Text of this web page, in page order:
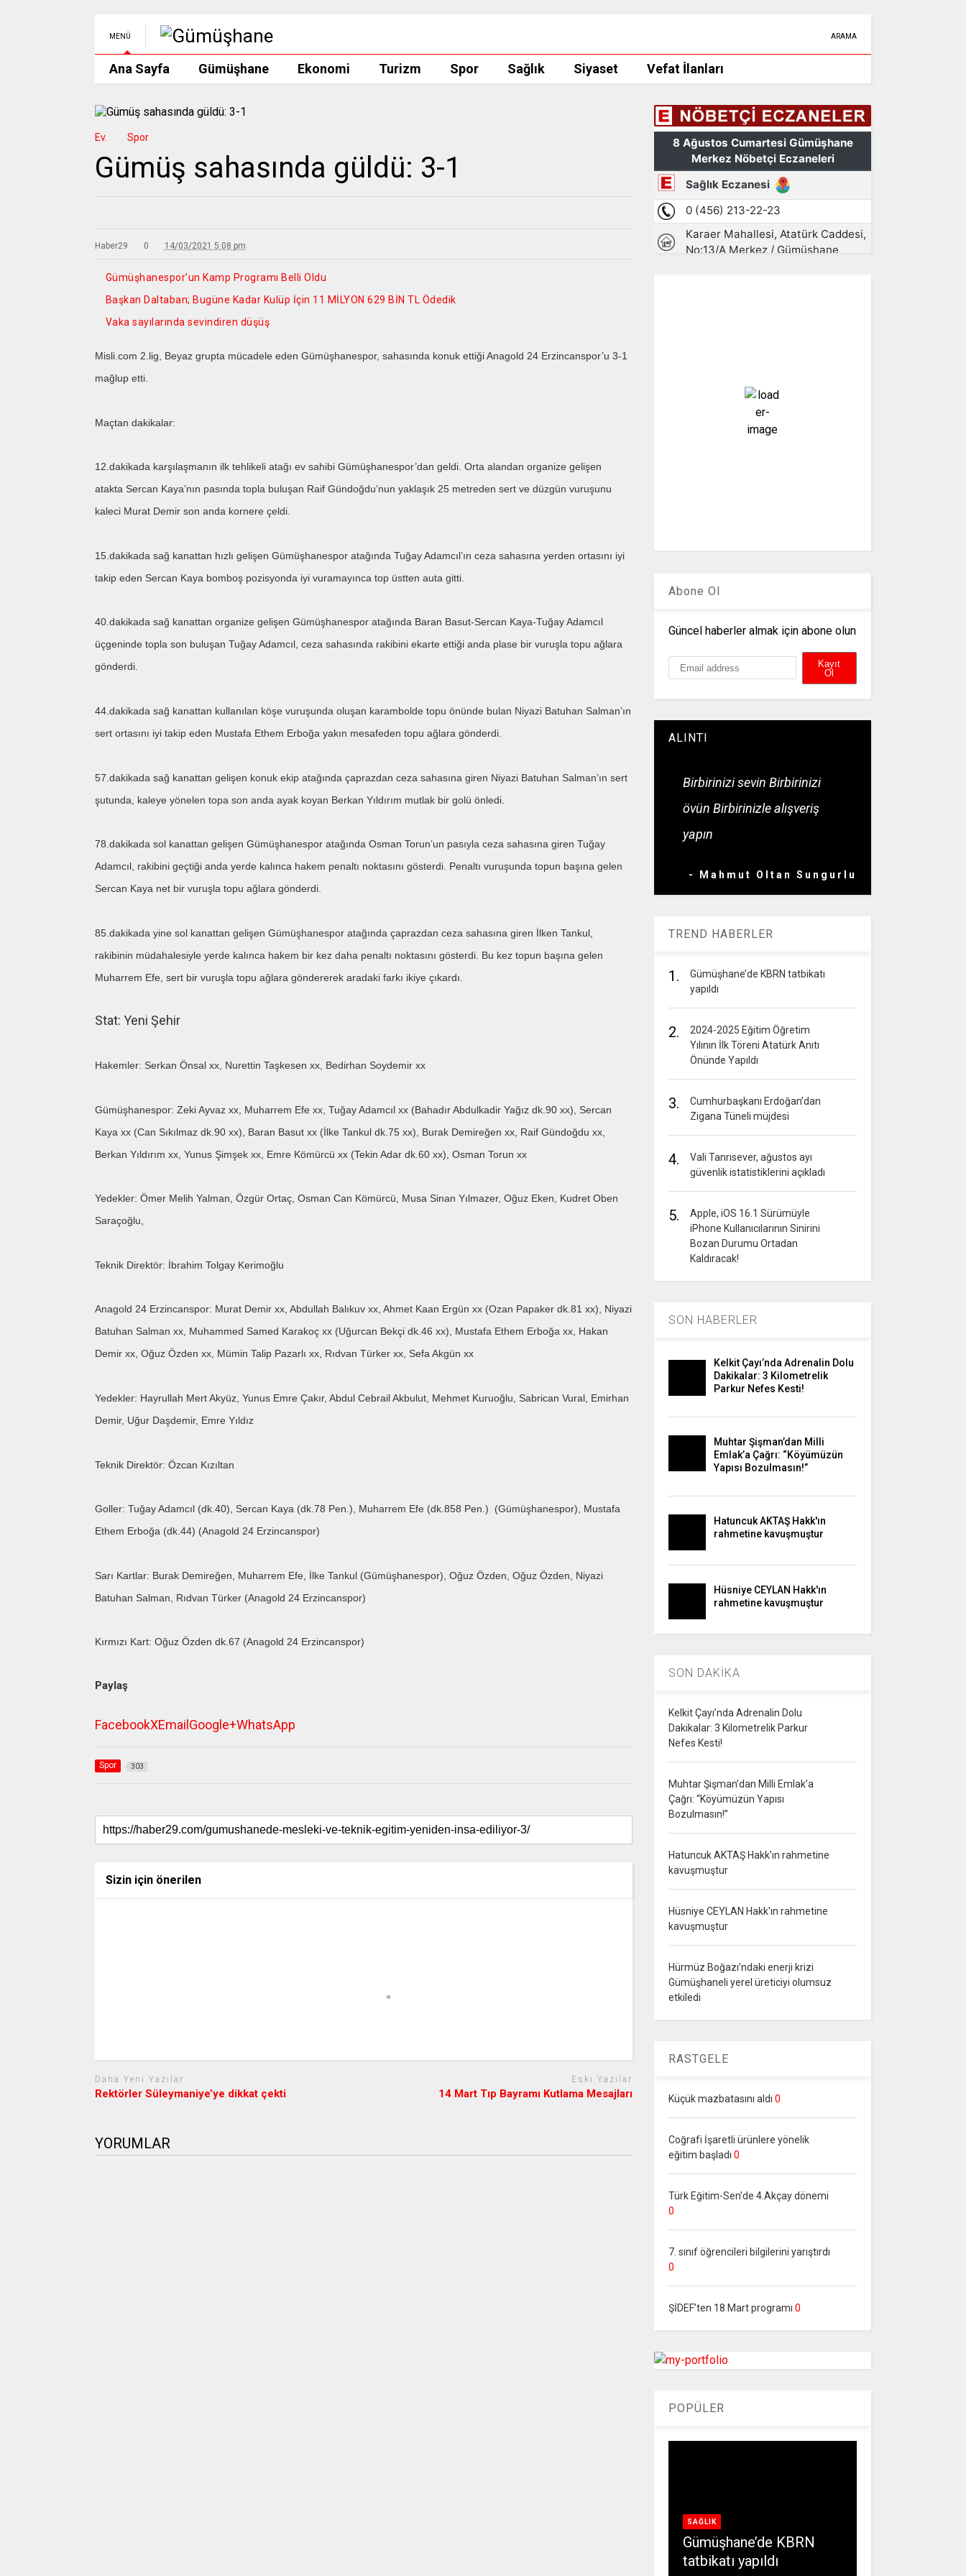
MENÜ ARAMA
Ana Sayfa Gümüşhane Ekonomi Turizm Spor Sağlık Siyaset Vefat İlanları
Ev. Spor
Gümüş sahasında güldü: 3-1
Haber29 0 14/03/2021 5:08 pm
Gümüşhanespor’un Kamp Programı Belli Oldu
Başkan Daltaban; Bugüne Kadar Kulüp İçin 11 MİLYON 629 BİN TL Ödedik
Vaka sayılarında sevindiren düşüş
Misli.com 2.lig, Beyaz grupta mücadele eden Gümüşhanespor, sahasında konuk ettiği Anagold 24 Erzincanspor’u 3-1
mağlup etti.
Maçtan dakikalar:
12.dakikada karşılaşmanın ilk tehlikeli atağı ev sahibi Gümüşhanespor’dan geldi. Orta alandan organize gelişen
atakta Sercan Kaya’nın pasında topla buluşan Raif Gündoğdu’nun yaklaşık 25 metreden sert ve düzgün vuruşunu
kaleci Murat Demir son anda kornere çeldi.
15.dakikada sağ kanattan hızlı gelişen Gümüşhanespor atağında Tuğay Adamcıl’ın ceza sahasına yerden ortasını iyi
takip eden Sercan Kaya bomboş pozisyonda iyi vuramayınca top üstten auta gitti.
40.dakikada sağ kanattan organize gelişen Gümüşhanespor atağında Baran Basut-Sercan Kaya-Tuğay Adamcıl
üçgeninde topla son buluşan Tuğay Adamcıl, ceza sahasında rakibini ekarte ettiği anda plase bir vuruşla topu ağlara
gönderdi.
44.dakikada sağ kanattan kullanılan köşe vuruşunda oluşan karambolde topu önünde bulan Niyazi Batuhan Salman’ın
sert ortasını iyi takip eden Mustafa Ethem Erboğa yakın mesafeden topu ağlara gönderdi.
57.dakikada sağ kanattan gelişen konuk ekip atağında çaprazdan ceza sahasına giren Niyazi Batuhan Salman’ın sert
şutunda, kaleye yönelen topa son anda ayak koyan Berkan Yıldırım mutlak bir golü önledi.
78.dakikada sol kanattan gelişen Gümüşhanespor atağında Osman Torun’un pasıyla ceza sahasına giren Tuğay
Adamcıl, rakibini geçtiği anda yerde kalınca hakem penaltı noktasını gösterdi. Penaltı vuruşunda topun başına gelen
Sercan Kaya net bir vuruşla topu ağlara gönderdi.
85.dakikada yine sol kanattan gelişen Gümüşhanespor atağında çaprazdan ceza sahasına giren İlken Tankul,
rakibinin müdahalesiyle yerde kalınca hakem bir kez daha penaltı noktasını gösterdi. Bu kez topun başına gelen
Muharrem Efe, sert bir vuruşla topu ağlara göndererek aradaki farkı ikiye çıkardı.
Stat: Yeni Şehir
Hakemler: Serkan Önsal xx, Nurettin Taşkesen xx, Bedirhan Soydemir xx
Gümüşhanespor: Zeki Ayvaz xx, Muharrem Efe xx, Tuğay Adamcıl xx (Bahadır Abdulkadir Yağız dk.90 xx), Sercan
Kaya xx (Can Sıkılmaz dk.90 xx), Baran Basut xx (İlke Tankul dk.75 xx), Burak Demireğen xx, Raif Gündoğdu xx,
Berkan Yıldırım xx, Yunus Şimşek xx, Emre Kömürcü xx (Tekin Adar dk.60 xx), Osman Torun xx
Yedekler: Ömer Melih Yalman, Özgür Ortaç, Osman Can Kömürcü, Musa Sinan Yılmazer, Oğuz Eken, Kudret Oben
Saraçoğlu,
Teknik Direktör: İbrahim Tolgay Kerimoğlu
Anagold 24 Erzincanspor: Murat Demir xx, Abdullah Balıkuv xx, Ahmet Kaan Ergün xx (Ozan Papaker dk.81 xx), Niyazi
Batuhan Salman xx, Muhammed Samed Karakoç xx (Uğurcan Bekçi dk.46 xx), Mustafa Ethem Erboğa xx, Hakan
Demir xx, Oğuz Özden xx, Mümin Talip Pazarlı xx, Rıdvan Türker xx, Sefa Akgün xx
Yedekler: Hayrullah Mert Akyüz, Yunus Emre Çakır, Abdul Cebrail Akbulut, Mehmet Kuruoğlu, Sabrican Vural, Emirhan
Demir, Uğur Daşdemir, Emre Yıldız
Teknik Direktör: Özcan Kızıltan
Goller: Tuğay Adamcıl (dk.40), Sercan Kaya (dk.78 Pen.), Muharrem Efe (dk.858 Pen.) (Gümüşhanespor), Mustafa
Ethem Erboğa (dk.44) (Anagold 24 Erzincanspor)
Sarı Kartlar: Burak Demireğen, Muharrem Efe, İlke Tankul (Gümüşhanespor), Oğuz Özden, Oğuz Özden, Niyazi
Batuhan Salman, Rıdvan Türker (Anagold 24 Erzincanspor)
Kırmızı Kart: Oğuz Özden dk.67 (Anagold 24 Erzincanspor)
Paylaş
FacebookXEmailGoogle+WhatsApp
Spor 303
Sizin için önerilen
Daha Yeni Yazılar
Rektörler Süleymaniye’ye dikkat çekti
Eski Yazılar
14 Mart Tıp Bayramı Kutlama Mesajları
YORUMLAR
50 %
1006 mb
Abone Ol
Güncel haberler almak için abone olun
ALINTI
Birbirinizi sevin Birbirinizi
övün Birbirinizle alışveriş
yapın
- Mahmut Oltan Sungurlu
TREND HABERLER
1.
Gümüşhane’de KBRN tatbikatı
yapıldı
2.
2024-2025 Eğitim Öğretim
Yılının İlk Töreni Atatürk Anıtı
Önünde Yapıldı
3.
Cumhurbaşkanı Erdoğan’dan
Zigana Tüneli müjdesi
4.
Vali Tanrısever, ağustos ayı
güvenlik istatistiklerini açıkladı
5.
Apple, iOS 16.1 Sürümüyle
iPhone Kullanıcılarının Sinirini
Bozan Durumu Ortadan
Kaldıracak!
SON HABERLER
Kelkit Çayı’nda Adrenalin Dolu
Dakikalar: 3 Kilometrelik
Parkur Nefes Kesti!
Muhtar Şişman’dan Milli
Emlak’a Çağrı: “Köyümüzün
Yapısı Bozulmasın!”
Hatuncuk AKTAŞ Hakk'ın
rahmetine kavuşmuştur
Hüsniye CEYLAN Hakk'ın
rahmetine kavuşmuştur
SON DAKİKA
Kelkit Çayı’nda Adrenalin Dolu
Dakikalar: 3 Kilometrelik Parkur
Nefes Kesti!
Muhtar Şişman’dan Milli Emlak’a
Çağrı: “Köyümüzün Yapısı
Bozulmasın!”
Hatuncuk AKTAŞ Hakk'ın rahmetine
kavuşmuştur
Hüsniye CEYLAN Hakk'ın rahmetine
kavuşmuştur
Hürmüz Boğazı’ndaki enerji krizi
Gümüşhaneli yerel üreticiyi olumsuz
etkiledi
RASTGELE
Küçük mazbatasını aldı 0
Coğrafi İşaretli ürünlere yönelik
eğitim başladı 0
Türk Eğitim-Sen’de 4.Akçay dönemi
0
7. sınıf öğrencileri bilgilerini yarıştırdı
0
ŞİDEF’ten 18 Mart programı 0
POPÜLER
SAĞLIK
Gümüşhane’de KBRN
tatbikatı yapıldı